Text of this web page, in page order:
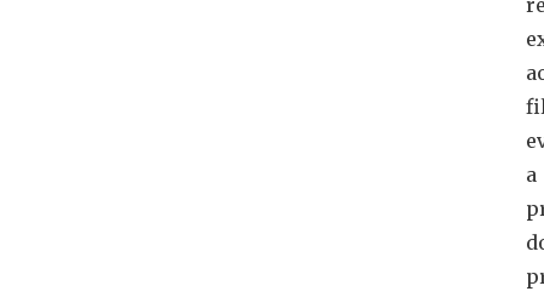
a